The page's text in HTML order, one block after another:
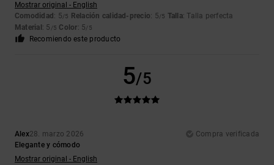
Mostrar original - English
Comodidad : 5/5 Relación calidad-precio: 5/5 Talla: Talla perfecta
Material : 5 /5 Color: 5/5
Recomiendo este producto
5/5
Alex28. marzo 2026
Compra verificada
Elegante y cómodo
Mostrar original - English